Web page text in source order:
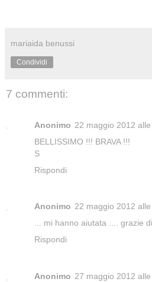
mariaida benussi
Condividi
7 commenti:
Anonimo 22 maggio 2012
BELLISSIMO !!! BRAVA !!!
S
Rispondi
Anonimo 22 maggio 2012
... mi hanno aiutata .... grazie
Rispondi
Anonimo 27 maggio 2012